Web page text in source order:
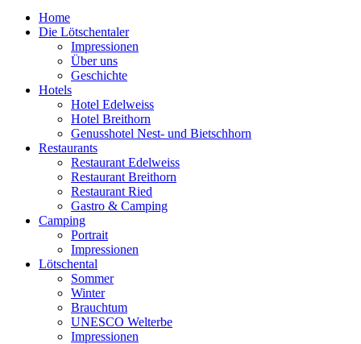
Home
Die Lötschentaler
Impressionen
Über uns
Geschichte
Hotels
Hotel Edelweiss
Hotel Breithorn
Genusshotel Nest- und Bietschhorn
Restaurants
Restaurant Edelweiss
Restaurant Breithorn
Restaurant Ried
Gastro & Camping
Camping
Portrait
Impressionen
Lötschental
Sommer
Winter
Brauchtum
UNESCO Welterbe
Impressionen